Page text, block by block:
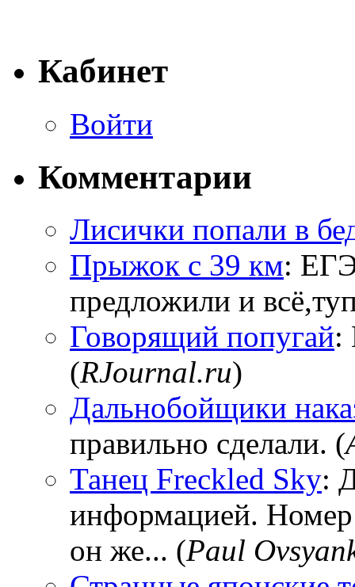
Кабинет
Войти
Комментарии
Лисички попали в
Прыжок с 39 км:
предложили и
Говорящий попугай:
(RJournal.ru)
Дальнобойщики
правильно сделали. (
Танец Freckled Sky:
информацией.
он же... (Paul